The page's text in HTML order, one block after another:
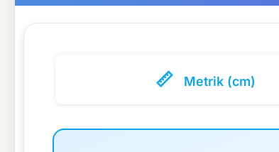
📏 Metrik (cm)